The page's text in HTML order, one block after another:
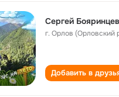
Сергей Бояринцев
г. Орлов (Орловский
Добавить в